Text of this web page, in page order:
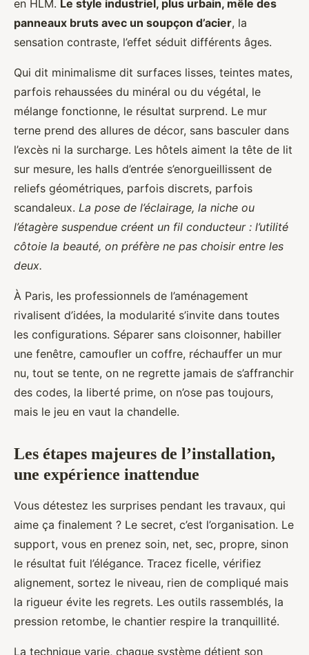
en HLM. Le style industriel, plus urbain, mêle des
panneaux bruts avec un soupçon d’acier, la
sensation contraste, l’effet séduit différents âges.
Qui dit minimalisme dit surfaces lisses, teintes mates,
parfois rehaussées du minéral ou du végétal, le
mélange fonctionne, le résultat surprend. Le mur
terne prend des allures de décor, sans basculer dans
l’excès ni la surcharge. Les hôtels aiment la tête de lit
sur mesure, les halls d’entrée s’enorgueillissent de
reliefs géométriques, parfois discrets, parfois
scandaleux. La pose de l’éclairage, la niche ou
l’étagère suspendue créent un fil conducteur : l’utilité
côtoie la beauté, on préfère ne pas choisir entre les
deux.
À Paris, les professionnels de l’aménagement
rivalisent d’idées, la modularité s’invite dans toutes
les configurations. Séparer sans cloisonner, habiller
une fenêtre, camoufler un coffre, réchauffer un mur
nu, tout se tente, on ne regrette jamais de s’affranchir
des codes, la liberté prime, on n’ose pas toujours,
mais le jeu en vaut la chandelle.
Les étapes majeures de l’installation,
une expérience inattendue
Vous détestez les surprises pendant les travaux, qui
aime ça finalement ? Le secret, c’est l’organisation. Le
support, vous en prenez soin, net, sec, propre, sinon
le résultat fuit l’élégance. Tracez ficelle, vérifiez
alignement, sortez le niveau, rien de compliqué mais
la rigueur évite les regrets. Les outils rassemblés, la
pression retombe, le chantier respire la tranquillité.
La technique varie, chaque système détient son